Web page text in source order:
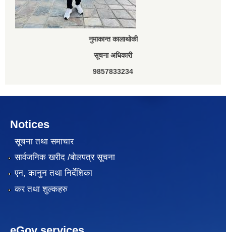
नुमाकान्त कालाथोकी
सूचना अधिकारी
9857833234
Notices
सूचना तथा समाचार
सार्वजनिक खरीद /बोलपत्र सूचना
एन, कानुन तथा निर्देशिका
कर तथा शुल्कहरु